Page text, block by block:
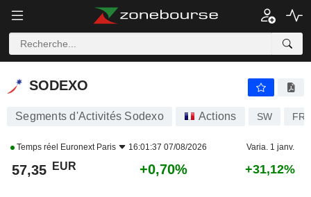
SODEXO
SODEXO
Segments d'Activités Sodexo Actions SW
Temps réel Euronext Paris 16:01:37 07/08/2026 Varia. 1 janv.
57,35 EUR +0,70% +31,12%